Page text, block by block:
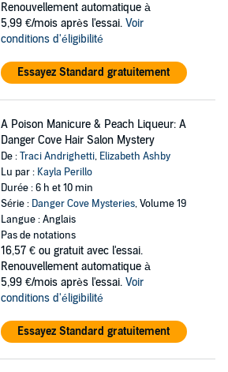
Renouvellement automatique à
5,99 €/mois après l'essai. Voir
conditions d'éligibilité
Essayez Standard gratuitement
A Poison Manicure & Peach Liqueur: A
Danger Cove Hair Salon Mystery
De :Traci Andrighetti, Elizabeth Ashby
Lu par : Kayla Perillo
Durée : 6 h et 10 min
Série : Danger Cove Mysteries, Volume 19
Langue : Anglais
Pas de notations
16,57 € ou gratuit avec l'essai.
Renouvellement automatique à
5,99 €/mois après l'essai. Voir
conditions d'éligibilité
Essayez Standard gratuitement